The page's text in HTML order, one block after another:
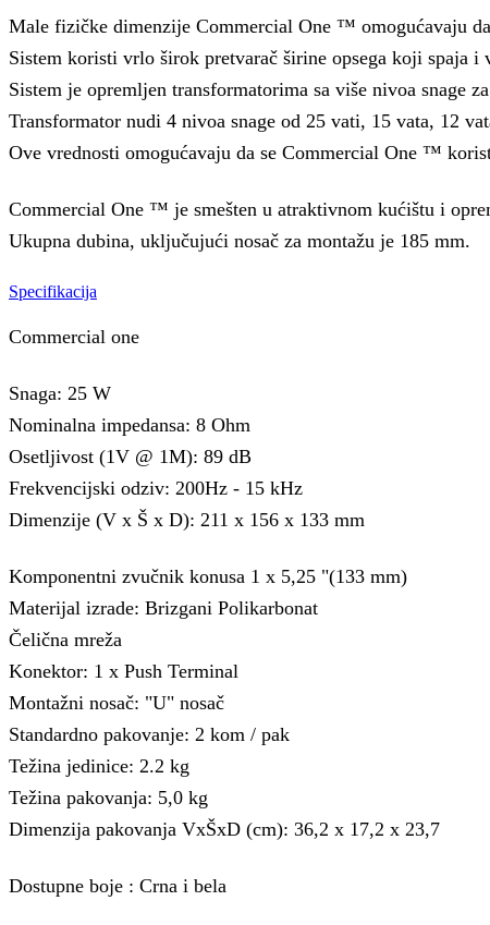
Male fizičke dimenzije Commercial One ™ omogućavaju
Sistem koristi vrlo širok pretvarač širine opsega koji spaja
Sistem je opremljen transformatorima sa više nivoa snage
Transformator nudi 4 nivoa snage od 25 vati, 15 vata, 12
Ove vrednosti omogućavaju da se Commercial One ™
Commercial One ™ je smešten u atraktivnom kućištu i
Ukupna dubina, uključujući nosač za montažu je 185 mm.
Specifikacija
Commercial one
Snaga: 25 W
Nominalna impedansa: 8 Ohm
Osetljivost (1V @ 1M): 89 dB
Frekvencijski odziv: 200Hz - 15 kHz
Dimenzije (V x Š x D): 211 x 156 x 133 mm
Komponentni zvučnik konusa 1 x 5,25 "(133 mm)
Materijal izrade: Brizgani Polikarbonat
Čelična mreža
Konektor: 1 x Push Terminal
Montažni nosač: "U" nosač
Standardno pakovanje: 2 kom / pak
Težina jedinice: 2.2 kg
Težina pakovanja: 5,0 kg
Dimenzija pakovanja VxŠxD (cm): 36,2 x 17,2 x 23,7
Dostupne boje : Crna i bela